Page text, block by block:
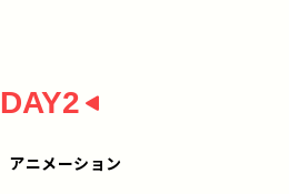
DAY2
アニメーション